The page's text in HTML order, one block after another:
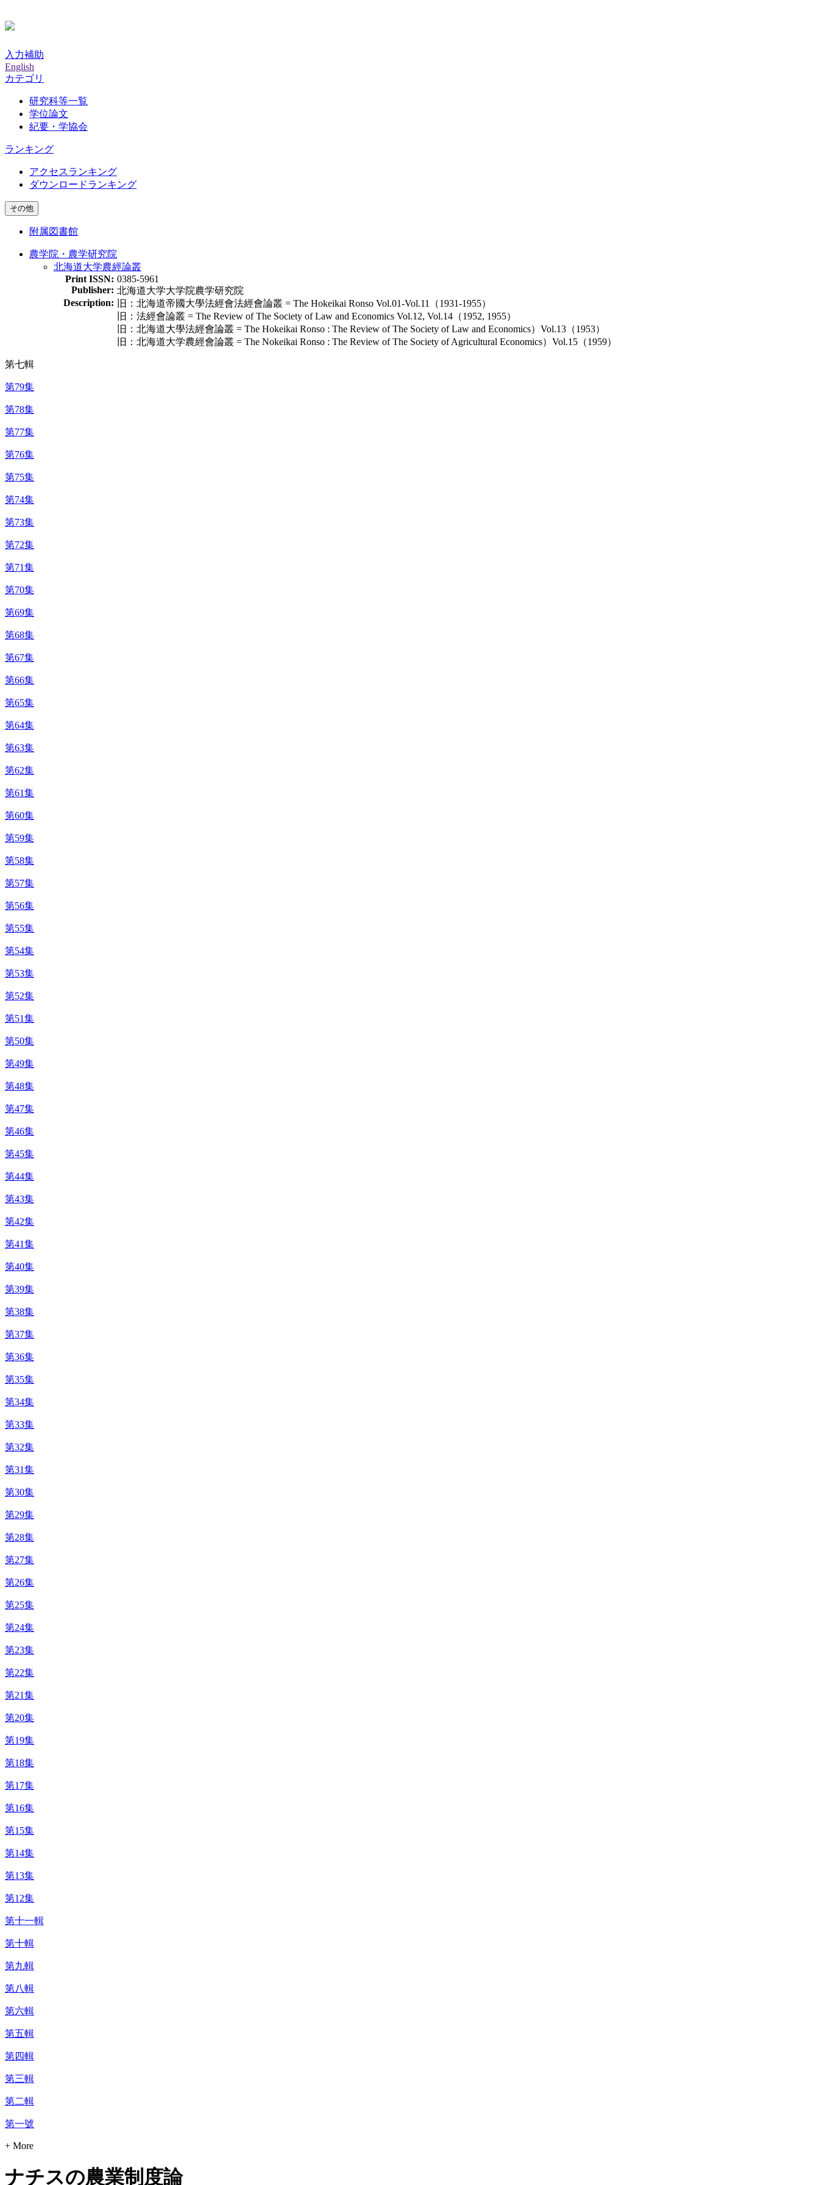
入力補助
English
カテゴリ
研究科等一覧
学位論文
紀要・学協会
ランキング
アクセスランキング
ダウンロードランキング
その他
附属図書館
農学院・農学研究院
北海道大学農經論叢
Print ISSN: 0385-5961
Publisher: 北海道大学大学院農学研究院
Description:
旧：北海道帝國大學法經會法經會論叢 = The Hokeikai Ronso Vol.01-Vol.11（1931-1955）
旧：法經會論叢 = The Review of The Society of Law and Economics Vol.12, Vol.14（1952, 1955）
旧：北海道大學法經會論叢 = The Hokeikai Ronso : The Review of The Society of Law and Economics）Vol.13（1953）
旧：北海道大学農經會論叢 = The Nokeikai Ronso : The Review of The Society of Agricultural Economics）Vol.15（1959）
第七輯
第79集
第78集
第77集
第76集
第75集
第74集
第73集
第72集
第71集
第70集
第69集
第68集
第67集
第66集
第65集
第64集
第63集
第62集
第61集
第60集
第59集
第58集
第57集
第56集
第55集
第54集
第53集
第52集
第51集
第50集
第49集
第48集
第47集
第46集
第45集
第44集
第43集
第42集
第41集
第40集
第39集
第38集
第37集
第36集
第35集
第34集
第33集
第32集
第31集
第30集
第29集
第28集
第27集
第26集
第25集
第24集
第23集
第22集
第21集
第20集
第19集
第18集
第17集
第16集
第15集
第14集
第13集
第12集
第十一輯
第十輯
第九輯
第八輯
第六輯
第五輯
第四輯
第三輯
第二輯
第一號
+ More
ナチスの農業制度論